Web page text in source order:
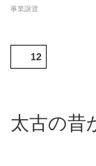
事業譲渡
12
太古の昔